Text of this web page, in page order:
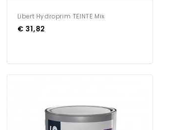
Libert Hydroprim TEINTE Mix
€ 31,82